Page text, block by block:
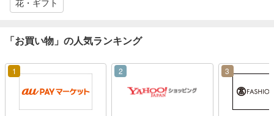
「お買い物」の人気ランキング
1 2 3